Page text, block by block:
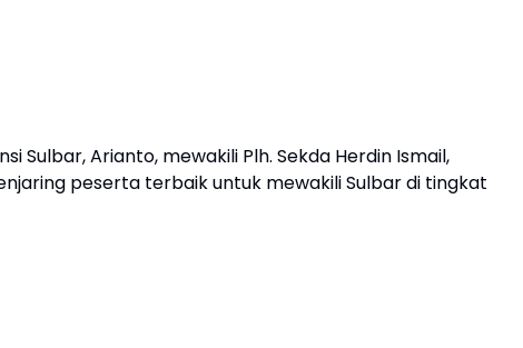
Sulbar, Arianto, mewakili Plh. Sekda Herdin Ismail,
peserta terbaik untuk mewakili Sulbar di tingkat